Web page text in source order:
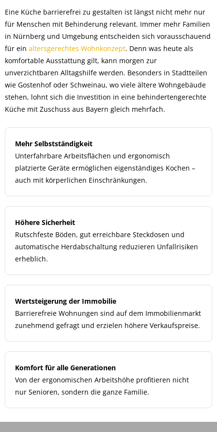
Eine Küche barrierefrei zu gestalten ist längst nicht mehr nur
für Menschen mit Behinderung relevant. Immer mehr Familien
in Nürnberg und Umgebung entscheiden sich vorausschauend
für ein altersgerechtes Wohnkonzept. Denn was heute als
komfortable Ausstattung gilt, kann morgen zur
unverzichtbaren Alltagshilfe werden. Besonders in Stadtteilen
wie Gostenhof oder Schweinau, wo viele ältere Wohngebäude
stehen, lohnt sich die Investition in eine behindertengerechte
Küche mit Zuschuss aus Bayern gleich mehrfach.
Mehr Selbstständigkeit
Unterfahrbare Arbeitsflächen und ergonomisch
platzierte Geräte ermöglichen eigenständiges Kochen –
auch mit körperlichen Einschränkungen.
Höhere Sicherheit
Rutschfeste Böden, gut erreichbare Steckdosen und
automatische Herdabschaltung reduzieren Unfallrisiken
erheblich.
Wertsteigerung der Immobilie
Barrierefreie Wohnungen sind auf dem Immobilienmarkt
zunehmend gefragt und erzielen höhere Verkaufspreise.
Komfort für alle Generationen
Von der ergonomischen Arbeitshöhe profitieren nicht
nur Senioren, sondern die ganze Familie.